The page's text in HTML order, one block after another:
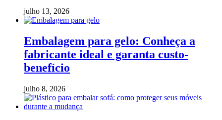
julho 13, 2026
Embalagem para gelo: Conheça a
fabricante ideal e garanta custo-
benefício
julho 8, 2026